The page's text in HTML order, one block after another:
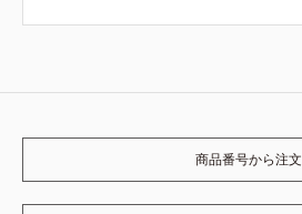
商品番号から注文